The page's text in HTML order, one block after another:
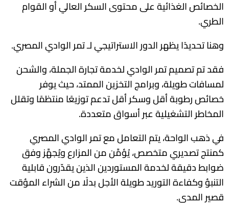
الخصائص الغذائية على محتوى السكر العالي أو القوام
الطري.
وهنا تحديدًا يظهر الدور الاستراتيجي لـ تمر الوادي المصري.
فقد تم تصميم تمر الوادي لخدمة تجارة الجملة، والشحن
لمسافات طويلة، وبرامج التخزين الممتد، حيث يوفر
خصائص رطوبة أقل وسكر أقل تدعم توزيعًا منتظمًا وتقلل
المخاطر التشغيلية عبر أسواق متعددة.
في ذهب الواحة، يتم التعامل مع تمر الوادي المصري
كمنتج تصديري متخصص، يُؤمَّن من المزارع ويُجهَّز وفق
ضوابط دقيقة لخدمة المستوردين الذين يقدّرون قابلية
التنبؤ وكفاءة التوريد طويلة الأجل بدلًا من الشراء المؤقت
قصير المدى.